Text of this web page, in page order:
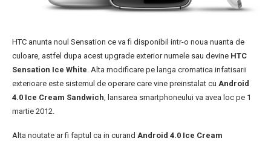
HTC anunta noul Sensation ce va fi disponibil intr-o noua nuanta de
culoare, astfel dupa acest upgrade exterior numele sau devine HTC
Sensation Ice White. Alta modificare pe langa cromatica infatisarii
exterioare este sistemul de operare care vine preinstalat cu Android
4.0 Ice Cream Sandwich, lansarea smartphoneului va avea loc pe 1
martie 2012.
Alta noutate ar fi faptul ca in curand Android 4.0 Ice Cream